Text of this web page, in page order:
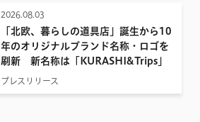
2026.08.03
「北欧、暮らしの道具店」誕生から10
年のオリジナルブランド名称・ロゴを
刷新 新名称は「KURASHI&Trips」
プレスリリース